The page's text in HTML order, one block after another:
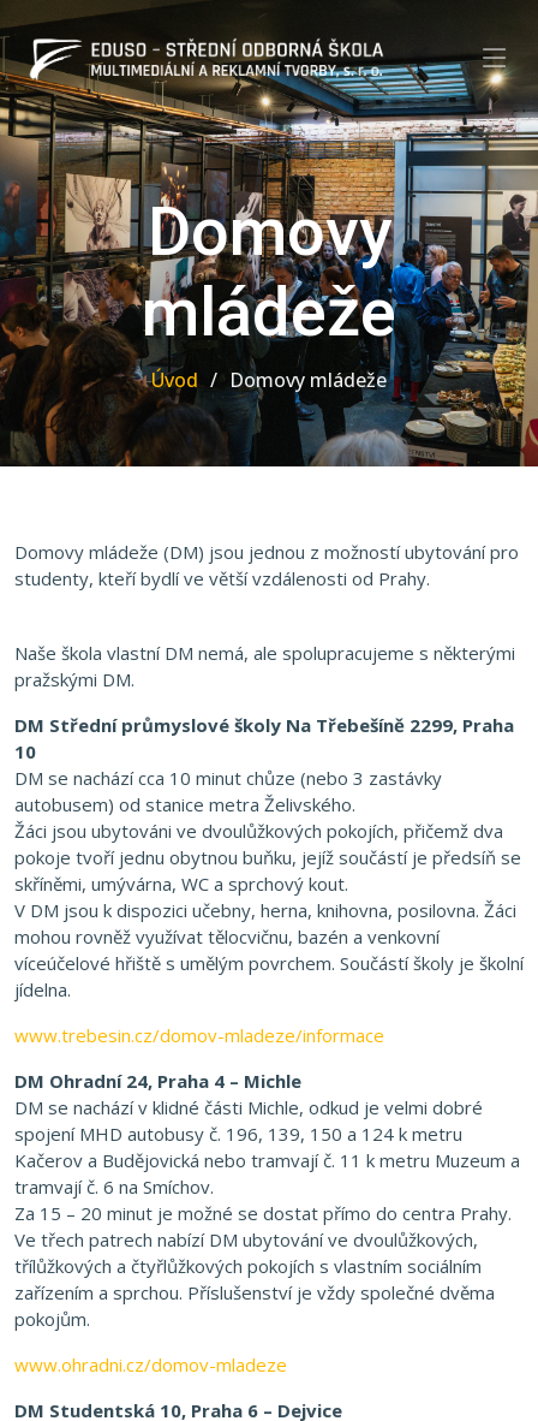
Domovy
mládeže
Úvod Domovy mládeže
Domovy mládeže (DM) jsou jednou z možností ubytování pro
studenty, kteří bydlí ve větší vzdálenosti od Prahy.
Naše škola vlastní DM nemá, ale spolupracujeme s některými
pražskými DM.
DM Střední průmyslové školy Na Třebešíně 2299, Praha
10
DM se nachází cca 10 minut chůze (nebo 3 zastávky
autobusem) od stanice metra Želivského.
Žáci jsou ubytováni ve dvoulůžkových pokojích, přičemž dva
pokoje tvoří jednu obytnou buňku, jejíž součástí je předsíň se
skříněmi, umývárna, WC a sprchový kout.
V DM jsou k dispozici učebny, herna, knihovna, posilovna. Žáci
mohou rovněž využívat tělocvičnu, bazén a venkovní
víceúčelové hřiště s umělým povrchem. Součástí školy je školní
jídelna.
www.trebesin.cz/domov-mladeze/informace
DM Ohradní 24, Praha 4 – Michle
DM se nachází v klidné části Michle, odkud je velmi dobré
spojení MHD autobusy č. 196, 139, 150 a 124 k metru
Kačerov a Budějovická nebo tramvají č. 11 k metru Muzeum a
tramvají č. 6 na Smíchov.
Za 15 – 20 minut je možné se dostat přímo do centra Prahy.
Ve třech patrech nabízí DM ubytování ve dvoulůžkových,
třílůžkových a čtyřlůžkových pokojích s vlastním sociálním
zařízením a sprchou. Příslušenství je vždy společné dvěma
pokojům.
www.ohradni.cz/domov-mladeze
DM Studentská 10, Praha 6 – Dejvice